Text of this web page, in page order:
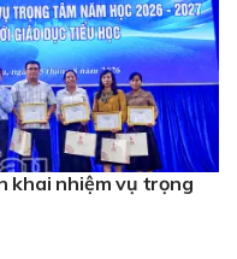
khai nhiệm vụ trọng